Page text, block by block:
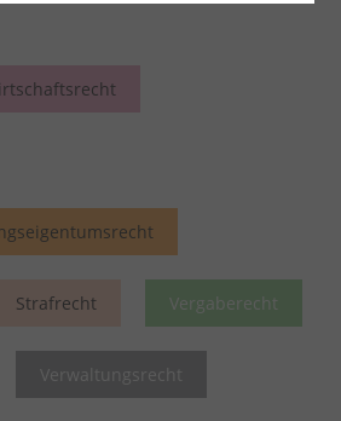
Strafrecht Vergaberecht
Verwaltungsrecht